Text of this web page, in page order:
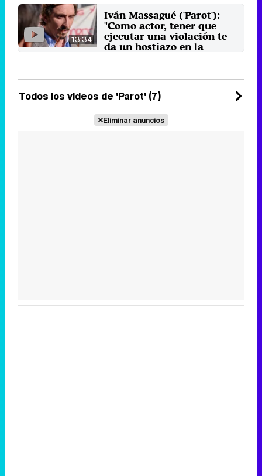
La actriz estrena en abierto 'Parot'
un año después de que viera la
luz en Amazon Prime ...
23 de junio 2022
13:34
Iván Massagué ('Parot'):
"Como actor, tener que
ejecutar una violación te
da un hostiazo en la
el villano de la serie, mientras que
30 de mayo 2021
Todos los videos de 'Parot' (7)
Eliminar anuncios